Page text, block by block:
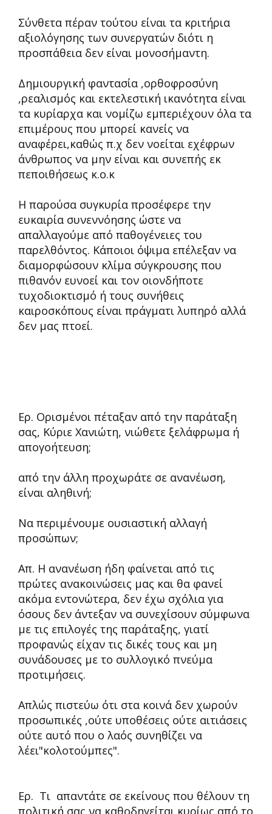
Σύνθετα πέραν τούτου είναι τα κριτήρια
αξιολόγησης των συνεργατών διότι η
προσπάθεια δεν είναι μονοσήμαντη.
Δημιουργική φαντασία ,ορθοφροσύνη
,ρεαλισμός και εκτελεστική ικανότητα είναι
τα κυρίαρχα και νομίζω εμπεριέχουν όλα τα
επιμέρους που μπορεί κανείς να
αναφέρει,καθώς π.χ δεν νοείται εχέφρων
άνθρωπος να μην είναι και συνεπής εκ
πεποιθήσεως κ.ο.κ
Η παρούσα συγκυρία προσέφερε την
ευκαιρία συνεννόησης ώστε να
απαλλαγούμε από παθογένειες του
παρελθόντος. Κάποιοι όψιμα επέλεξαν να
διαμορφώσουν κλίμα σύγκρουσης που
πιθανόν ευνοεί και τον οιονδήποτε
τυχοδιοκτισμό ή τους συνήθεις
καιροσκόπους είναι πράγματι λυπηρό αλλά
δεν μας πτοεί.
Ερ. Ορισμένοι πέταξαν από την παράταξη
σας, Κύριε Χανιώτη, νιώθετε ξελάφρωμα ή
απογοήτευση;
από την άλλη προχωράτε σε ανανέωση,
είναι αληθινή;
Να περιμένουμε ουσιαστική αλλαγή
προσώπων;
Απ. Η ανανέωση ήδη φαίνεται από τις
πρώτες ανακοινώσεις μας και θα φανεί
ακόμα εντονώτερα, δεν έχω σχόλια για
όσους δεν άντεξαν να συνεχίσουν σύμφωνα
με τις επιλογές της παράταξης, γιατί
προφανώς είχαν τις δικές τους και μη
συνάδουσες με το συλλογικό πνεύμα
προτιμήσεις.
Απλώς πιστεύω ότι στα κοινά δεν χωρούν
προσωπικές ,ούτε υποθέσεις ούτε αιτιάσεις
ούτε αυτό που ο λαός συνηθίζει να
Ερ. Τι απαντάτε σε εκείνους που θέλουν τη
πολιτική σας να καθοδηγείται κυρίως από το